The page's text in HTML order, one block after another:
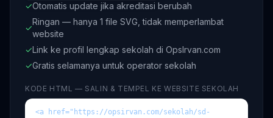
✓Otomatis update jika akreditasi berubah
✓
Ringan — hanya 1 file SVG, tidak memperlambat
website
✓Link ke profil lengkap sekolah di OpsIrvan.com
✓Gratis selamanya untuk operator sekolah
KODE HTML — SALIN & TEMPEL KE WEBSITE SEKOLAH